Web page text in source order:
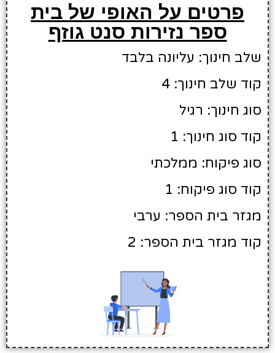
פרטים על האופי של בית
ספר נזירות סנט גוזף
שלב חינוך: עליונה בלבד
קוד שלב חינוך: 4
סוג חינוך: רגיל
קוד סוג חינוך: 1
סוג פיקוח: ממלכתי
קוד סוג פיקוח: 1
מגזר בית הספר: ערבי
קוד מגזר בית הספר: 2